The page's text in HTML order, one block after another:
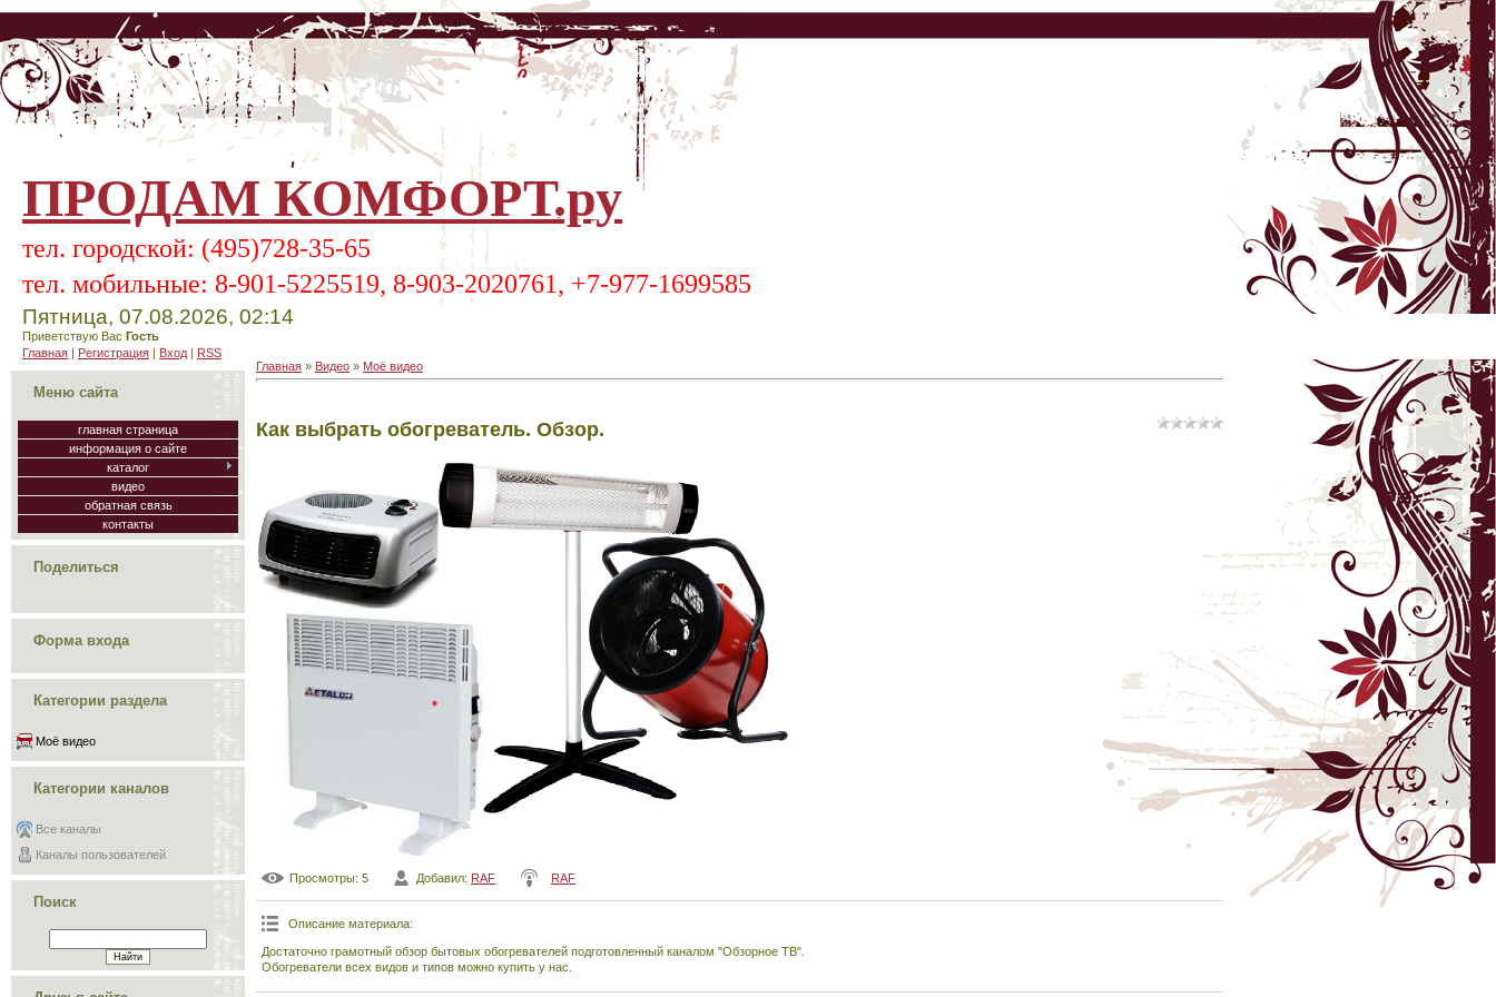
ПРОДАМ КОМФОРТ.ру
тел. городской: (495)728-35-65
тел. мобильные: 8-901-5225519, 8-903-2020761, +7-977-1699585
Пятница, 07.08.2026, 02:14
Приветствую Вас Гость
Главная | Регистрация | Вход | RSS
Меню сайта
главная страница
информация о сайте
каталог
видео
обратная связь
контакты
Поделиться
Форма входа
Категории раздела
Моё видео
Категории каналов
Все каналы
Каналы пользователей
Поиск
Главная » Видео » Моё видео
Как выбрать обогреватель. Обзор.
Просмотры: 5 Добавил: RAF RAF
Описание материала:
Достаточно грамотный обзор бытовых обогревателей подготовленный каналом "Обзорное ТВ".
Обогреватели всех видов и типов можно купить у нас.